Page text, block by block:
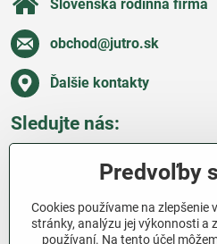
Slovenská rodinná firma
obchod​@jutro​.sk
Ďalšie kontakty
Sledujte nás:
Všetko o nákupe
Predvoľby
Cookies používame na zlepšenie
stránky, analýzu jej výkonnosti a
používaní. Na tento účel